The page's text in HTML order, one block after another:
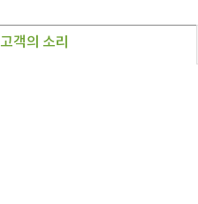
고객의 소리